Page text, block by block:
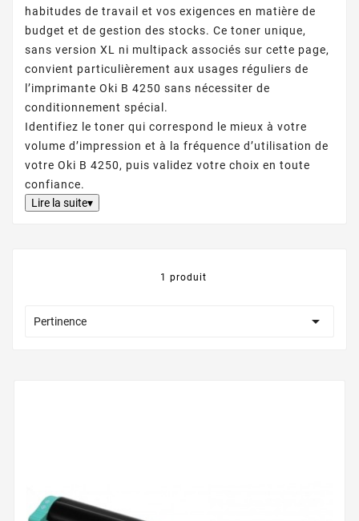
habitudes de travail et vos exigences en matière de
budget et de gestion des stocks. Ce toner unique,
sans version XL ni multipack associés sur cette page,
convient particulièrement aux usages réguliers de
l’imprimante Oki B 4250 sans nécessiter de
conditionnement spécial.
Identifiez le toner qui correspond le mieux à votre
volume d’impression et à la fréquence d’utilisation de
votre Oki B 4250, puis validez votre choix en toute
confiance.
Lire la suite▾
1 produit
Pertinence 